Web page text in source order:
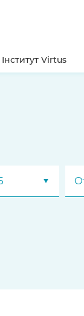
Інститут Virtus